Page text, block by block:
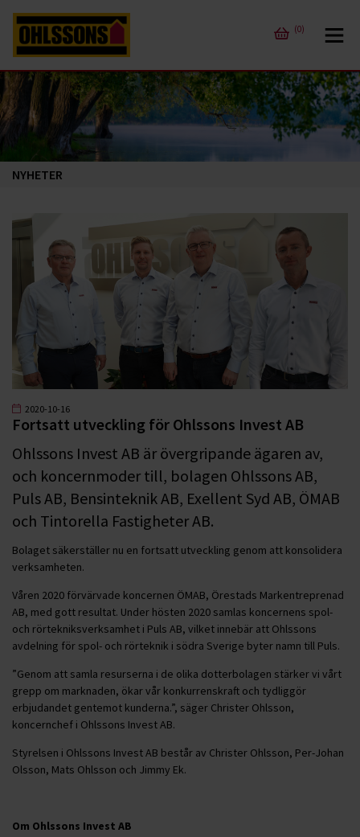
(0)
NYHETER
2020-10-16
Fortsatt utveckling för Ohlssons Invest AB
Ohlssons Invest AB är övergripande ägaren av,
och koncernmoder till, bolagen Ohlssons AB,
Puls AB, Bensinteknik AB, Exellent Syd AB, ÖMAB
och Tintorella Fastigheter AB.
Bolaget säkerställer nu en fortsatt utveckling genom att konsolidera
verksamheten.
Våren 2020 förvärvade koncernen ÖMAB, Örestads Markentreprenad
AB, med gott resultat. Under hösten 2020 samlas koncernens spol-
och rörtekniksverksamhet i Puls AB, vilket innebär att Ohlssons
avdelning för spol- och rörteknik i södra Sverige byter namn till Puls.
”Genom att samla resurserna i de olika dotterbolagen stärker vi vårt
grepp om marknaden, ökar vår konkurrenskraft och tydliggör
erbjudandet gentemot kunderna.”, säger Christer Ohlsson,
koncernchef i Ohlssons Invest AB.
Styrelsen i Ohlssons Invest AB består av Christer Ohlsson, Per-Johan
Olsson, Mats Ohlsson och Jimmy Ek.
Om Ohlssons Invest AB